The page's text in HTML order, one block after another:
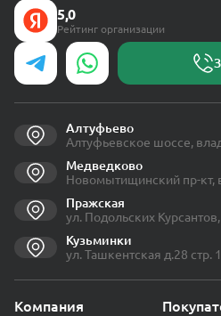
5,0
Рейтинг организации
Алтуфьево
Алтуфьевское шоссе,
Медведково
Новомытищинский пр-кт,
Пражская
ул. Подольских Курсантов,
Кузьминки
ул. Ташкентская д.28 стр. 1
Компания